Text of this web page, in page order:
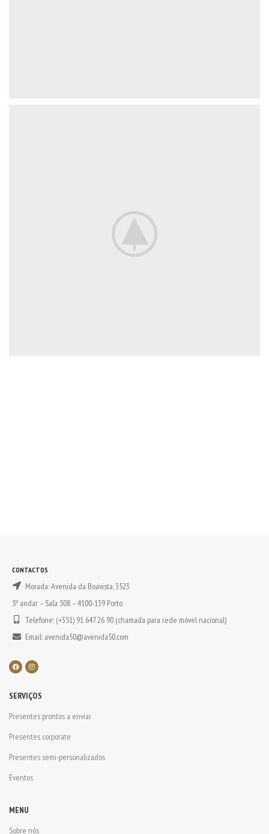
CONTACTOS
Morada: Avenida da Boavista, 3523
5º andar – Sala 508 – 4100-139 Porto
Telefone: (+351) 91 647 26 90 (chamada para rede móvel nacional)
Email: avenida50@avenida50.com
SERVIÇOS
Presentes prontos a enviar
Presentes corporate
Presentes semi-personalizados
Eventos
MENU
Sobre nós